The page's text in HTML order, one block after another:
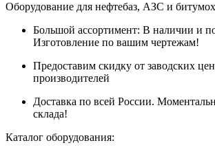
Оборудование для нефтебаз, АЗС и
Большой ассортимент: В наличии и
Изготовление по вашим чертежам!
Предоставим скидку от заводских
производителей
Доставка по всей России.
склада!
Каталог оборудования: